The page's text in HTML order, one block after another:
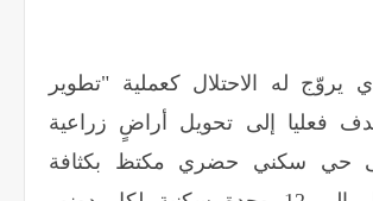
يروّج له الاحتلال كعملية "تطوير
فعليا إلى تحويل أراضٍ زراعية
حي سكني حضري مكتظ بكثافة